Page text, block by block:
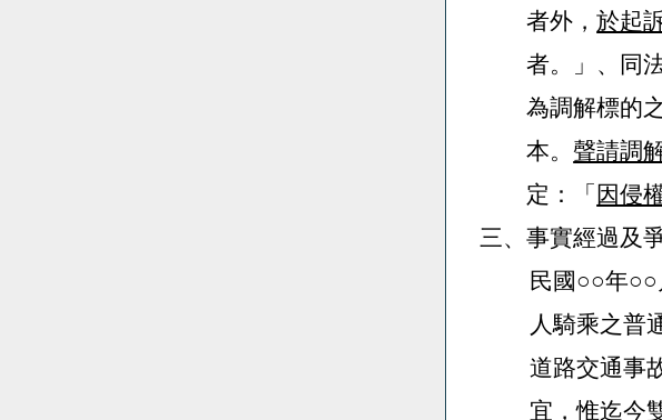
者外，於起
者。」、同
為調解標的
本。聲請調
定：「 因侵
三、事實經過及
民國○○年
人騎乘之普
道路交通事
宜，惟迄今